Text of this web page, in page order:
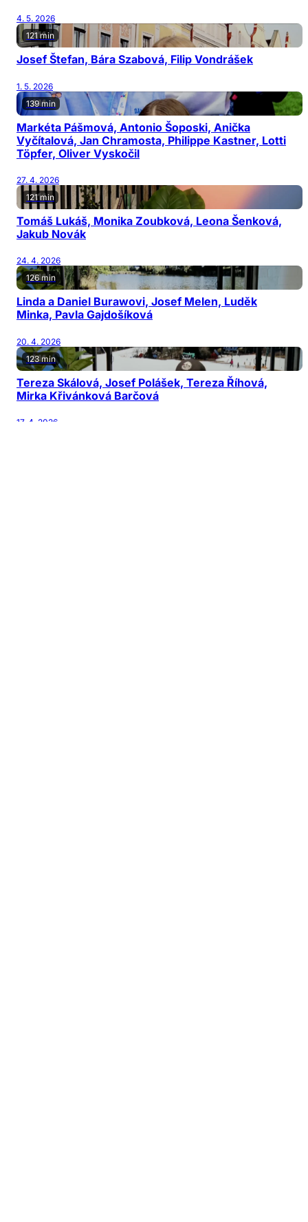
4. 5. 2026
121 min
Josef Štefan, Bára Szabová, Filip Vondrášek
1. 5. 2026
139 min
Markéta Pášmová, Antonio Šoposki, Anička
Vyčítalová, Jan Chramosta, Philippe Kastner, Lotti
Töpfer, Oliver Vyskočil
27. 4. 2026
121 min
Tomáš Lukáš, Monika Zoubková, Leona Šenková,
Jakub Novák
24. 4. 2026
126 min
Linda a Daniel Burawovi, Josef Melen, Luděk
Minka, Pavla Gajdošíková
20. 4. 2026
123 min
Tereza Skálová, Josef Polášek, Tereza Říhová,
Mirka Křivánková Barčová
17. 4. 2026